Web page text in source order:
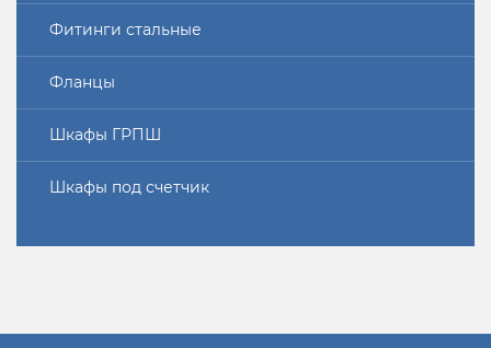
Фитинги стальные
Фланцы
Шкафы ГРПШ
Шкафы под счетчик